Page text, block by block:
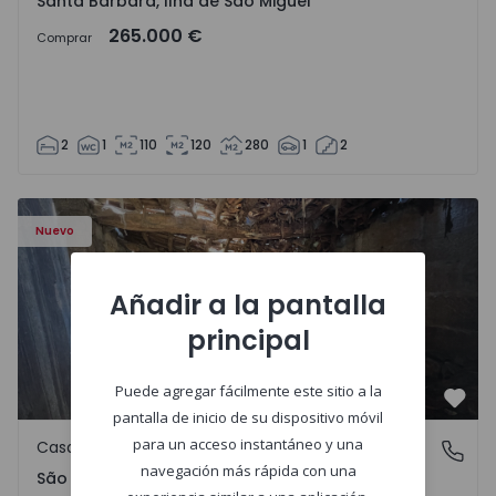
Comprar 265.000 €
2 1 110 120 280 1 2
Nuevo
Casa Vila Real, São Tomé do Castelo e Justes - 1575189 - 1
São Tomé do Castelo e Justes, Vila Real
Casa de Campo
São Tomé do Castelo e Justes, Vila Real
Añadir a la pantalla
principal
Puede agregar fácilmente este sitio a la
pantalla de inicio de su dispositivo móvil
para un acceso instantáneo y una
navegación más rápida con una